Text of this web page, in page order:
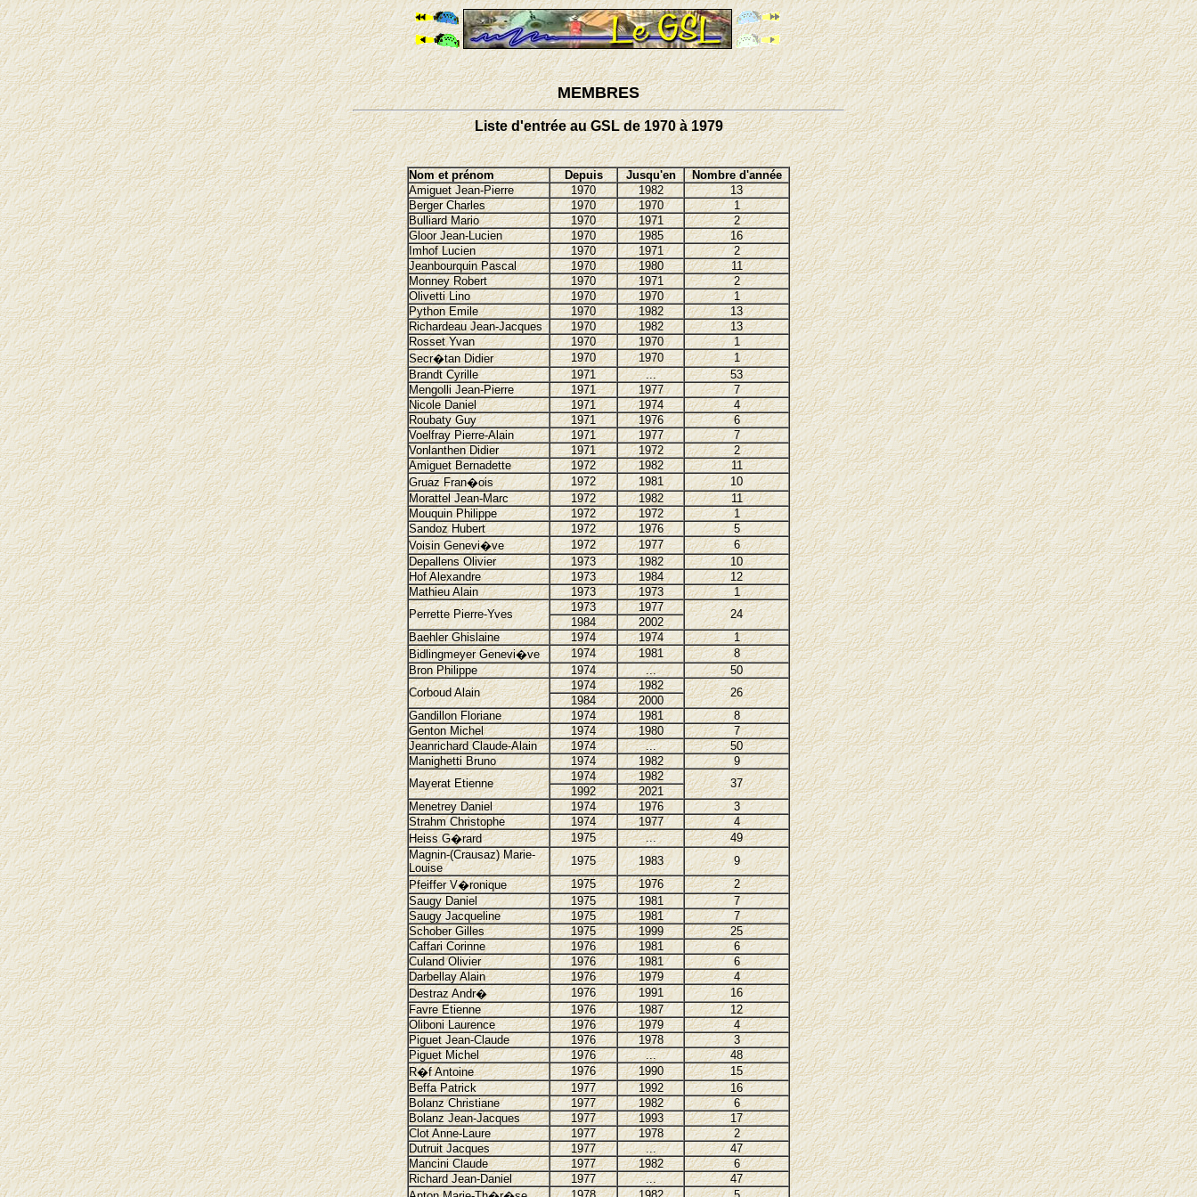
MEMBRES
Liste d'entrée au GSL de 1970 à 1979
Nom et prénom Depuis Jusqu'en
Nombre d'année
Amiguet Jean-Pierre
1970 1982
13
Berger Charles
1970 1970
1
Bulliard Mario
1970 1971
2
Gloor Jean-Lucien
1970 1985
16
Imhof Lucien
1970 1971
2
Jeanbourquin Pascal
1970 1980
11
Monney Robert
1970 1971
2
Olivetti Lino
1970 1970
1
Python Emile
1970 1982
13
Richardeau Jean-Jacques
1970 1982
13
Rosset Yvan
1970 1970
1
Secr�tan Didier
1970 1970
1
Brandt Cyrille
1971 ...
53
Mengolli Jean-Pierre
1971 1977
7
Nicole Daniel
1971 1974
4
Roubaty Guy
1971 1976
6
Voelfray Pierre-Alain
1971 1977
7
Vonlanthen Didier
1971 1972
2
Amiguet Bernadette
1972 1982
11
Gruaz Fran�ois
1972 1981
10
Morattel Jean-Marc
1972 1982
11
Mouquin Philippe
1972 1972
1
Sandoz Hubert
1972 1976
5
Voisin Genevi�ve
1972 1977
6
Depallens Olivier
1973 1982
10
Hof Alexandre
1973 1984
12
Mathieu Alain
1973 1973
1
Perrette Pierre-Yves
1973 1977
24
1984
2002
Baehler Ghislaine
1974 1974
1
Bidlingmeyer Genevi�ve
1974 1981
8
Bron Philippe
1974 ...
50
Corboud Alain
1974 1982
26
1984
2000
Gandillon Floriane
1974 1981
8
Genton Michel
1974 1980
7
Jeanrichard Claude-Alain
1974 ...
50
Manighetti Bruno
1974 1982
9
Mayerat Etienne
1974 1982
37
1992
2021
Menetrey Daniel
1974 1976
3
Strahm Christophe
1974 1977
4
Heiss G�rard
1975 ...
49
Magnin-(Crausaz) Marie-
Louise
1975 1983
9
Pfeiffer V�ronique
1975 1976
2
Saugy Daniel
1975 1981
7
Saugy Jacqueline
1975 1981
7
Schober Gilles
1975 1999
25
Caffari Corinne
1976 1981
6
Culand Olivier
1976 1981
6
Darbellay Alain
1976 1979
4
Destraz Andr�
1976 1991
16
Favre Etienne
1976 1987
12
Oliboni Laurence
1976 1979
4
Piguet Jean-Claude
1976 1978
3
Piguet Michel
1976 ...
48
R�f Antoine
1976 1990
15
Beffa Patrick
1977 1992
16
Bolanz Christiane
1977 1982
6
Bolanz Jean-Jacques
1977 1993
17
Clot Anne-Laure
1977 1978
2
Dutruit Jacques
1977 ...
47
Mancini Claude
1977 1982
6
Richard Jean-Daniel
1977 ...
47